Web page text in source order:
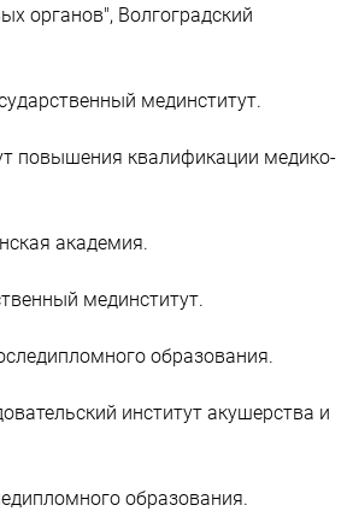
органов", Волгоградский
мединститут.
повышения квалификации медико-
академия.
мединститут.
образования.
институт акушерства и
образования.